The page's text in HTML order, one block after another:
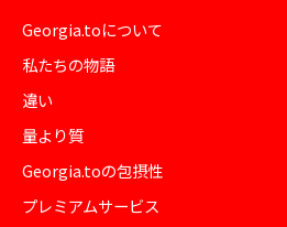
Georgia.toについて
私たちの物語
違い
量より質
Georgia.toの包摂性
プレミアムサービス